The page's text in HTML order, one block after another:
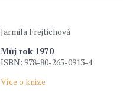
Jarmila Frejtichová
Můj rok 1970
ISBN: 978-80-265-0913-4
Více o knize